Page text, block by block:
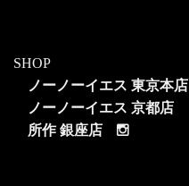
SHOP
ノーノーイエス 東京本店
ノーノーイエス 京都店
所作 銀座店